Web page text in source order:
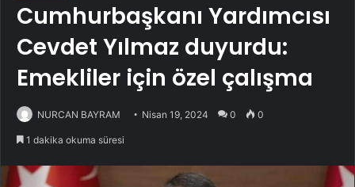
Cumhurbaşkanı Yardımcısı
Cevdet Yılmaz duyurdu:
Emekliler için özel çalışma
NURCAN BAYRAM Nisan 19, 2024 0 0
1 dakika okuma süresi